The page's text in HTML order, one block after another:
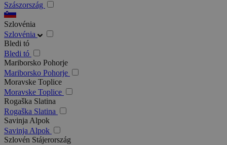
Szászország
Szlovénia
Szlovénia
Bledi tó
Bledi tó
Mariborsko Pohorje
Mariborsko Pohorje
Moravske Toplice
Moravske Toplice
Rogaška Slatina
Rogaška Slatina
Savinja Alpok
Savinja Alpok
Szlovén Stájerország